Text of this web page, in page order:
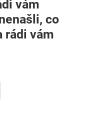
vám
co
rádi vám